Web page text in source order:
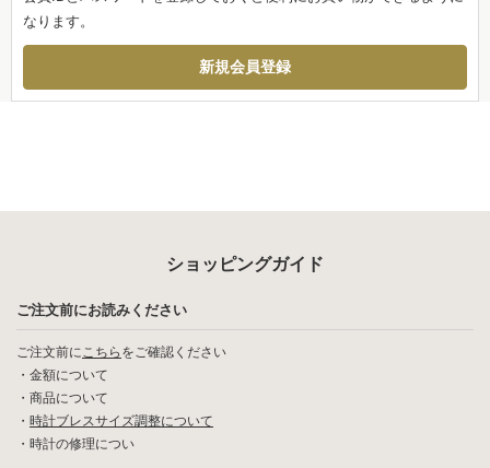
なります。
ショッピングガイド
ご注文前にお読みください
ご注文前にこちら をご確認ください
・ 金額について
・ 商品について
・ 時計ブレスサイズ調整について
・ 時計の修理につい